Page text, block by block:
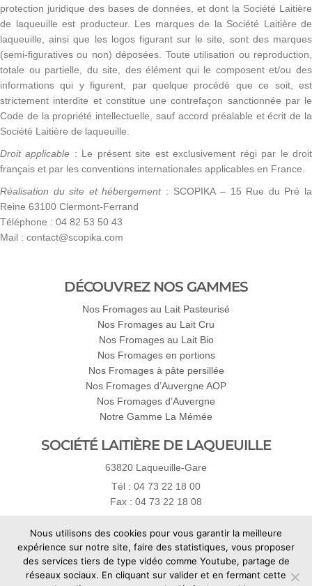
protection juridique des bases de données, et dont la Société Laitière
de laqueuille est producteur. Les marques de la Société Laitière de
laqueuille, ainsi que les logos figurant sur le site, sont des marques
(semi-figuratives ou non) déposées. Toute utilisation ou reproduction,
totale ou partielle, du site, des élément qui le composent et/ou des
informations qui y figurent, par quelque procédé que ce soit, est
strictement interdite et constitue une contrefaçon sanctionnée par le
Code de la propriété intellectuelle, sauf accord préalable et écrit de la
Société Laitière de laqueuille.
Droit applicable : Le présent site est exclusivement régi par le droit
français et par les conventions internationales applicables en France.
Réalisation du site et hébergement: SCOPIKA – 15 Rue du Pré la
Reine 63100 Clermont-Ferrand
Téléphone : 04 82 53 50 43
Mail : contact@scopika.com
DÉCOUVREZ NOS GAMMES
Nos Fromages au Lait Pasteurisé
Nos Fromages au Lait Cru
Nos Fromages au Lait Bio
Nos Fromages en portions
Nos Fromages à pâte persillée
Nos Fromages d’Auvergne AOP
Nos Fromages d’Auvergne
Notre Gamme La Mémée
SOCIÉTÉ LAITIÈRE DE LAQUEUILLE
63820 Laqueuille-Gare
Tél : 04 73 22 18 00
Fax : 04 73 22 18 08
merci d'utiliserle formulaire de contact
Nous utilisons des cookies pour vous garantir la meilleure
expérience sur notre site, faire des statistiques, vous proposer
des services tiers de type vidéo comme Youtube, partage de
réseaux sociaux. En cliquant sur valider et en fermant cette